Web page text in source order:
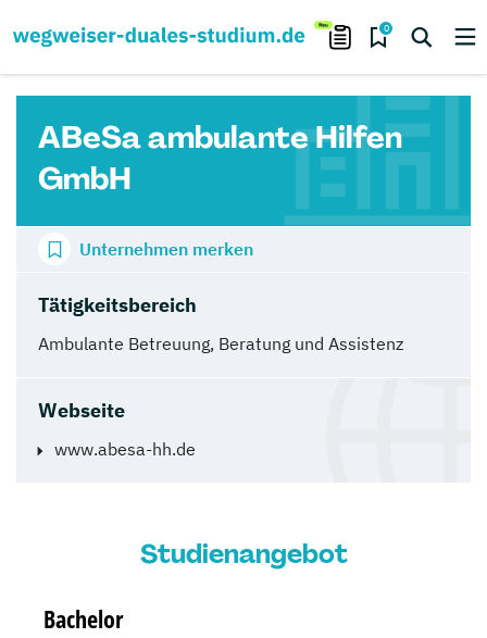
0
ABeSa ambulante Hilfen
GmbH
Tätigkeitsbereich
Ambulante Betreuung, Beratung und Assistenz
Webseite
www.abesa-hh.de
Unternehmen merken
Studienangebot
Bachelor